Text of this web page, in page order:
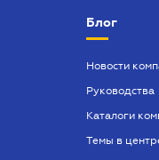
ПРОФ
ПРОФ
Блог
Новости
Руководства
Каталоги
Темы в